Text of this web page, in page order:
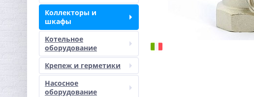
Коллекторы и
шкафы
Котельное
оборудование
Крепеж и герметики
Насосное
оборудование